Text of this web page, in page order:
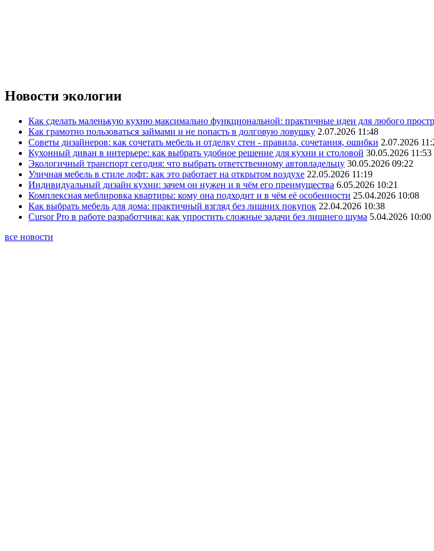
Новости экологии
Как сделать маленькую кухню максимально функциональной: практичные идеи для любого
Как грамотно пользоваться займами и не попасть в долговую ловушку 2.07.2026 11:48
Советы дизайнеров: как сочетать мебель и отделку стен - правила, сочетания, ошибки 2.07.2026
Кухонный диван в интерьере: как выбрать удобное решение для кухни и столовой 30.05.2026 11:53
Экологичный транспорт сегодня: что выбрать ответственному автовладельцу 30.05.2026 09:22
Уличная мебель в стиле лофт: как это работает на открытом воздухе 22.05.2026 11:19
Индивидуальный дизайн кухни: зачем он нужен и в чём его преимущества 6.05.2026 10:21
Комплексная меблировка квартиры: кому она подходит и в чём её особенности 25.04.2026 10:08
Как выбрать мебель для дома: практичный взгляд без лишних покупок 22.04.2026 10:38
Cursor Pro в работе разработчика: как упростить сложные задачи без лишнего шума 5.04.2026 10:00
все новости